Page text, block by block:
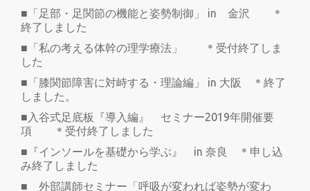
■「足部・足関節の機能と姿勢制御」 in 金沢 ＊
終了しました
■「私の考える体幹の理学療法」 ＊受付終了しま
した
■「膝関節障害に対峙する・理論編」 in 大阪 ＊終了
しました。
■入谷式足底板『導入編』 セミナー2019年開催要
項 ＊受付終了しました
■『インソールを基礎から学ぶ』 in 奈良 ＊申し込
み終了しました
■ 外部講師セミナー「呼吸が変われば姿勢が変わ